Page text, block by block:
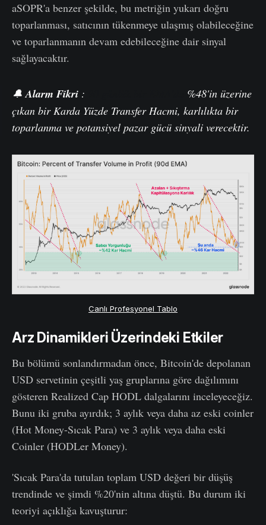
aSOPR'a benzer şekilde, bu metriğin yukarı doğru
toparlanması, satıcının tükenmeye ulaşmış olabileceğine
ve toparlanmanın devam edebileceğine dair sinyal
sağlayacaktır.
🔔AlarmFikri :
%48'in üzerine
çıkan bir Karda Yüzde Transfer Hacmi, karlılıkta bir
toparlanma ve potansiyel pazar gücü sinyali verecektir.
Canlı Profesyonel Tablo
Arz Dinamikleri Üzerindeki Etkiler
Bu bölümü sonlandırmadan önce, Bitcoin'de depolanan
USD servetinin çeşitli yaş gruplarına göre dağılımını
gösteren Realized Cap HODL dalgalarını inceleyeceğiz.
Bunu iki gruba ayırdık; 3 aylık veya daha az eski coinler
(Hot Money-Sıcak Para) ve 3 aylık veya daha eski
Coinler (HODLer Money).
'Sıcak Para'da tutulan toplam USD değeri bir düşüş
trendinde ve şimdi %20'nin altına düştü. Bu durum iki
teoriyi açıklığa kavuşturur: